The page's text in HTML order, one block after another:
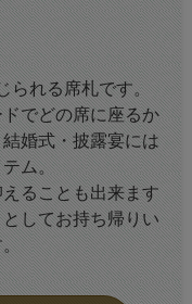
られる席札です。
でどの席に座るか
婚式・披露宴には
ム。
ることも出来ます
してお持ち帰りい